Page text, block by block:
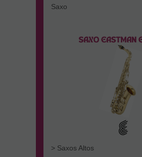
Saxo
> Saxos Altos